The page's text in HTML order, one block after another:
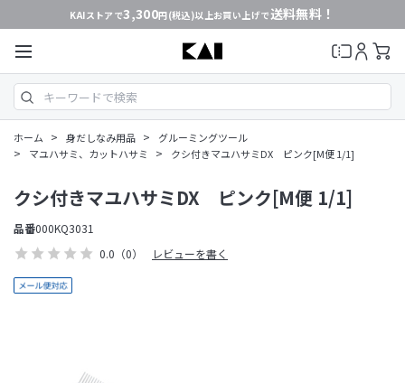
KAIストアで3,300円(税込)以上お買い上げで送料無料！
ホーム > 身だしなみ用品 > グルーミングツール
> マユハサミ、カットハサミ > クシ付きマユハサミDX ピンク[M便 1/1]
0.0 （0） レビューを書く
クシ付きマユハサミDX ピンク[M便 1/1]
品番000KQ3031